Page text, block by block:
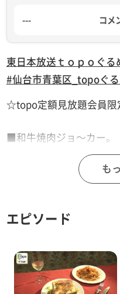
--- コメ
東日本放送 ｔｏｐｏぐる
#仙台市青葉区_topoぐ
☆topo定額見放題会員限
■和牛焼肉ジョ〜カー。
【住所】仙台市青葉区
【電話番号】022-398-
【定休日】無休
♪ＬＯＶＥ ＲＯＣＫＥ
※特典をご利用の際は、
も
エピソード